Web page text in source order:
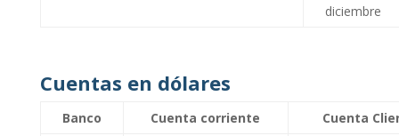
diciembre
Cuentas en dólares
Banco Cuenta corriente Cuenta